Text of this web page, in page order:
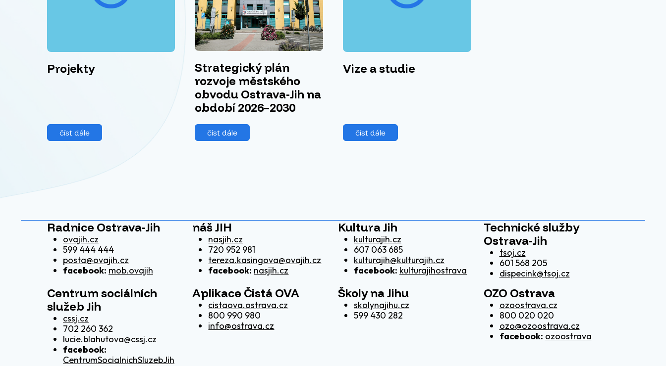
Projekty
číst dále
Strategický plán
rozvoje městského
obvodu Ostrava-Jih na
období 2026–2030
číst dále
Vize a studie
číst dále
Radnice Ostrava-Jih
ovajih.cz
599 444 444
posta@ovajih.cz
facebook: mob.ovajih
náš JIH
nasjih.cz
720 952 981
tereza.kasingova@ovajih.cz
facebook: nasjih.cz
Kultura Jih
kulturajih.cz
607 063 685
kulturajih@kulturajih.cz
facebook: kulturajihostrava
Technické služby
Ostrava-Jih
tsoj.cz
601 568 205
dispecink@tsoj.cz
Centrum sociálních
služeb Jih
cssj.cz
702 260 362
lucie.blahutova@cssj.cz
facebook:
CentrumSocialnichSluzebJih
Aplikace Čistá OVA
cistaova.ostrava.cz
800 990 980
info@ostrava.cz
Školy na Jihu
skolynajihu.cz
599 430 282
OZO Ostrava
ozoostrava.cz
800 020 020
ozo@ozoostrava.cz
facebook: ozoostrava